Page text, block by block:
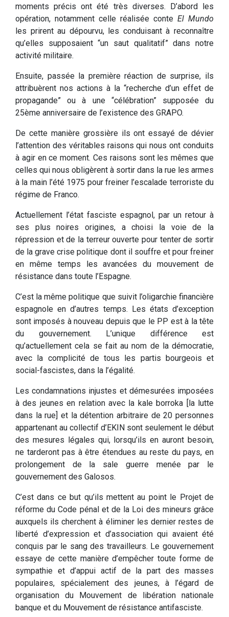
moments précis ont été très diverses. D’abord les
opération, notamment celle réalisée conte El Mundo
les prirent au dépourvu, les conduisant à reconnaître
qu’elles supposaient “un saut qualitatif” dans notre
activité militaire.
Ensuite, passée la première réaction de surprise, ils
attribuèrent nos actions à la “recherche d’un effet de
propagande” ou à une “célébration” supposée du
25ème anniversaire de l’existence des GRAPO.
De cette manière grossière ils ont essayé de dévier
l’attention des véritables raisons qui nous ont conduits
à agir en ce moment. Ces raisons sont les mêmes que
celles qui nous obligèrent à sortir dans la rue les armes
à la main l’été 1975 pour freiner l’escalade terroriste du
régime de Franco.
Actuellement l’état fasciste espagnol, par un retour à
ses plus noires origines, a choisi la voie de la
répression et de la terreur ouverte pour tenter de sortir
de la grave crise politique dont il souffre et pour freiner
en même temps les avancées du mouvement de
résistance dans toute l’Espagne.
C’est la même politique que suivit l’oligarchie financière
espagnole en d’autres temps. Les états d’exception
sont imposés à nouveau depuis que le PP est à la tête
du gouvernement. L’unique différence est
qu’actuellement cela se fait au nom de la démocratie,
avec la complicité de tous les partis bourgeois et
social-fascistes, dans la l’égalité.
Les condamnations injustes et démesurées imposées
à des jeunes en relation avec la kale borroka [la lutte
dans la rue] et la détention arbitraire de 20 personnes
appartenant au collectif d’EKIN sont seulement le début
des mesures légales qui, lorsqu’ils en auront besoin,
ne tarderont pas à être étendues au reste du pays, en
prolongement de la sale guerre menée par le
gouvernement des Galosos.
C’est dans ce but qu’ils mettent au point le Projet de
réforme du Code pénal et de la Loi des mineurs grâce
auxquels ils cherchent à éliminer les dernier restes de
liberté d’expression et d’association qui avaient été
conquis par le sang des travailleurs. Le gouvernement
essaye de cette manière d’empêcher toute forme de
sympathie et d’appui actif de la part des masses
populaires, spécialement des jeunes, à l’égard de
organisation du Mouvement de libération nationale
banque et du Mouvement de résistance antifasciste.